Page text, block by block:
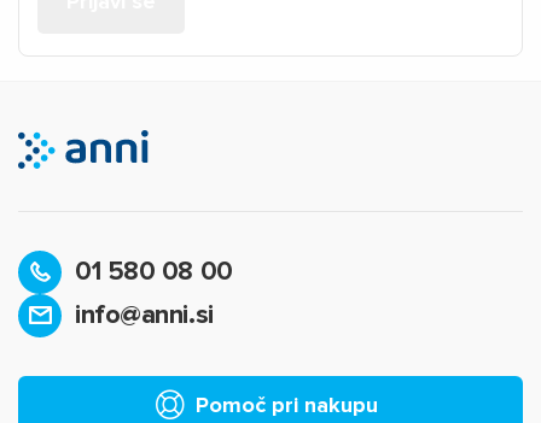
01 580 08 00
info@anni.si
Pomoč pri nakupu